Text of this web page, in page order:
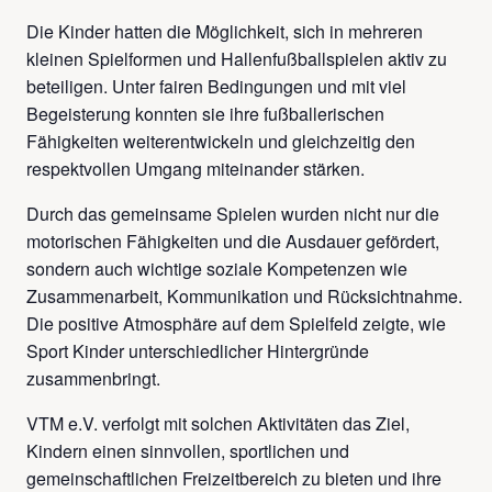
Die Kinder hatten die Möglichkeit, sich in mehreren
kleinen Spielformen und Hallenfußballspielen aktiv zu
beteiligen. Unter fairen Bedingungen und mit viel
Begeisterung konnten sie ihre fußballerischen
Fähigkeiten weiterentwickeln und gleichzeitig den
respektvollen Umgang miteinander stärken.
Durch das gemeinsame Spielen wurden nicht nur die
motorischen Fähigkeiten und die Ausdauer gefördert,
sondern auch wichtige soziale Kompetenzen wie
Zusammenarbeit, Kommunikation und Rücksichtnahme.
Die positive Atmosphäre auf dem Spielfeld zeigte, wie
Sport Kinder unterschiedlicher Hintergründe
zusammenbringt.
VTM e.V. verfolgt mit solchen Aktivitäten das Ziel,
Kindern einen sinnvollen, sportlichen und
gemeinschaftlichen Freizeitbereich zu bieten und ihre